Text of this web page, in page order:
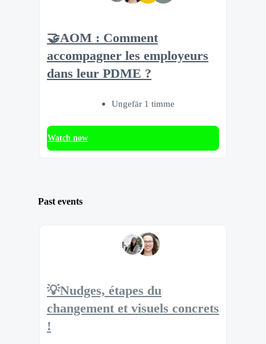
🤝AOM : Comment
accompagner les employeurs
dans leur PDME ?
Ungefär 1 timme
Watch now
Past events
💡Nudges, étapes du
changement et visuels concrets
!